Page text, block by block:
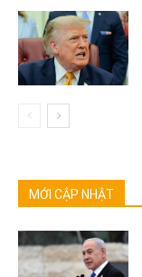
MỚI CẬP NHẬT